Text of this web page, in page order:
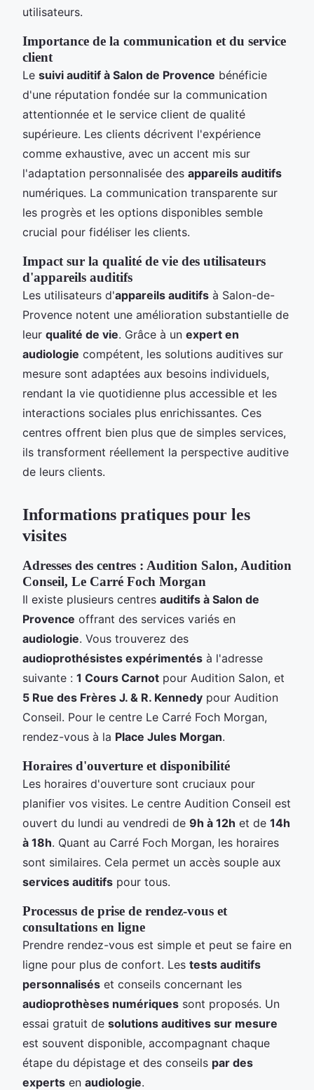
utilisateurs.
Importance de la communication et du service
client
Le suivi auditif à Salon de Provence bénéficie
d'une réputation fondée sur la communication
attentionnée et le service client de qualité
supérieure. Les clients décrivent l'expérience
comme exhaustive, avec un accent mis sur
l'adaptation personnalisée des appareils auditifs
numériques. La communication transparente sur
les progrès et les options disponibles semble
crucial pour fidéliser les clients.
Impact sur la qualité de vie des utilisateurs
d'appareils auditifs
Les utilisateurs d'appareils auditifs à Salon-de-
Provence notent une amélioration substantielle de
leur qualité de vie. Grâce à un expert en
audiologie compétent, les solutions auditives sur
mesure sont adaptées aux besoins individuels,
rendant la vie quotidienne plus accessible et les
interactions sociales plus enrichissantes. Ces
centres offrent bien plus que de simples services,
ils transforment réellement la perspective auditive
de leurs clients.
Informations pratiques pour les
visites
Adresses des centres : Audition Salon, Audition
Conseil, Le Carré Foch Morgan
Il existe plusieurs centres auditifs à Salon de
Provence offrant des services variés en
audiologie. Vous trouverez des
audioprothésistes expérimentés à l'adresse
suivante : 1 Cours Carnot pour Audition Salon, et
5 Rue des Frères J. & R. Kennedy pour Audition
Conseil. Pour le centre Le Carré Foch Morgan,
rendez-vous à la Place Jules Morgan.
Horaires d'ouverture et disponibilité
Les horaires d'ouverture sont cruciaux pour
planifier vos visites. Le centre Audition Conseil est
ouvert du lundi au vendredi de 9h à 12h et de 14h
à 18h. Quant au Carré Foch Morgan, les horaires
sont similaires. Cela permet un accès souple aux
services auditifs pour tous.
Processus de prise de rendez-vous et
consultations en ligne
Prendre rendez-vous est simple et peut se faire en
ligne pour plus de confort. Les tests auditifs
personnalisés et conseils concernant les
audioprothèses numériques sont proposés. Un
essai gratuit de solutions auditives sur mesure
est souvent disponible, accompagnant chaque
étape du dépistage et des conseils par des
experts en audiologie.